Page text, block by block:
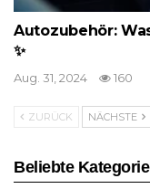
Autozubehör:
✨
Aug. 31, 2024 160
ZURÜCK NÄCHSTE
Beliebte